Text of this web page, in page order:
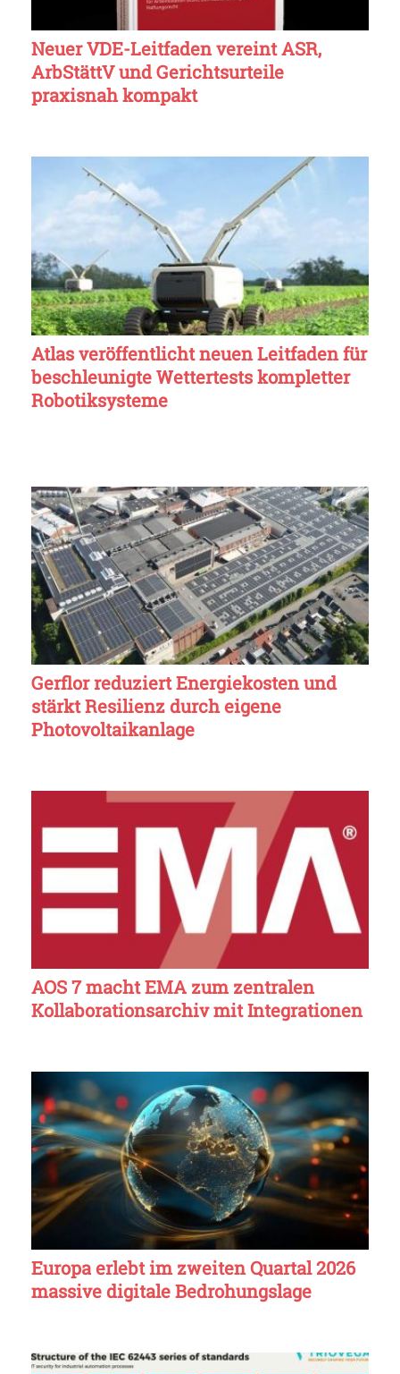
Neuer VDE-Leitfaden vereint ASR,
ArbStättV und Gerichtsurteile
praxisnah kompakt
Atlas veröffentlicht neuen Leitfaden für
beschleunigte Wettertests kompletter
Robotiksysteme
Gerflor reduziert Energiekosten und
stärkt Resilienz durch eigene
Photovoltaikanlage
AOS 7 macht EMA zum zentralen
Kollaborationsarchiv mit Integrationen
Europa erlebt im zweiten Quartal 2026
massive digitale Bedrohungslage